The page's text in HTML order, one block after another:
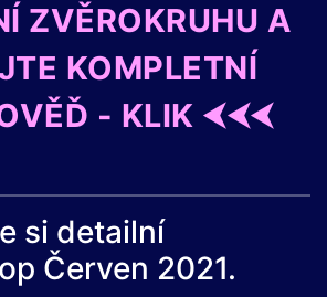
ZVĚROKRUHU A
KOMPLETNÍ
- KLIK ⮜⮜⮜
si detailní
Červen 2021.